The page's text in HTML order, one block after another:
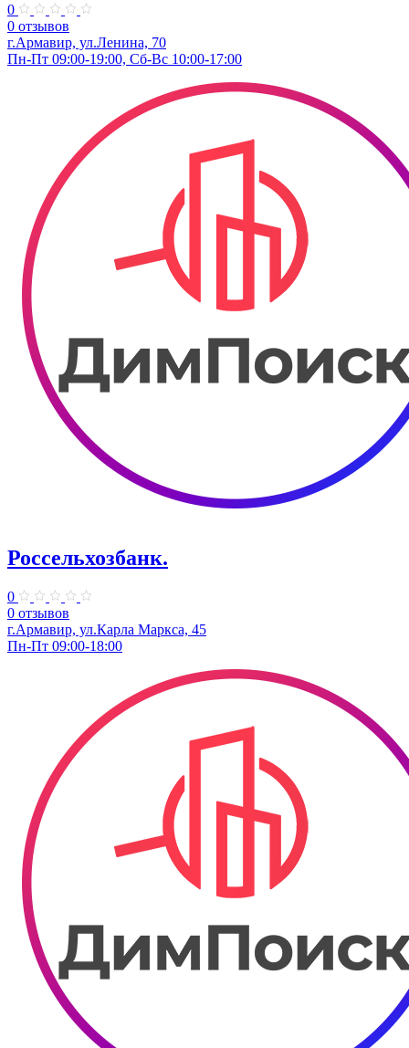
0
0 отзывов
г.Армавир, ул.Ленина, 70
Пн-Пт 09:00-19:00, Сб-Вс 10:00-17:00
Россельхозбанк.
0
0 отзывов
г.Армавир, ул.Карла Маркса, 45
Пн-Пт 09:00-18:00